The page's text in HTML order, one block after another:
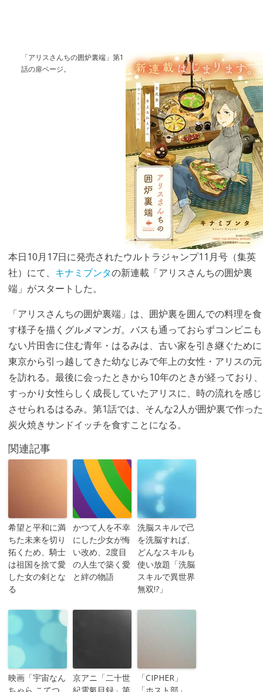
「アリスさんちの囲炉裏端」第1
話の扉ページ。
本日10月17日に発売されたウルトラジャンプ11月号（集英
社）にて、 キナミブンタの新連載「アリスさんちの囲炉裏
端」がスタートした。
「アリスさんちの囲炉裏端」は、囲炉裏を囲んでの料理を食
す様子を描くグルメマンガ。バスも通っておらずコンビニも
ない片田舎に住む青年・はるみは、古い家を引き継ぐために
東京から引っ越してきた幼なじみで年上の女性・アリスの元
を訪れる。最後に会ったときから10年のときが経っており、
すっかり女性らしく成長していたアリスに、時の流れを感じ
させられるはるみ。第1話では、そんな2人が囲炉裏で作った
炭火焼きサンドイッチを食すことになる。
関連記事
希望と平和に満
ちた未来を切り
拓くため、騎士
は祖国を捨て愛
した女の剣とな
る
かつて人を不幸
にした少女が悔
い改め、2度目
の人生で築く愛
と絆の物語
洗脳スキルで己
を洗脳すれば、
どんなスキルも
使い放題「洗脳
スキルで異世界
無双!?」
映画「宇宙なん
京アニ「二十世
「CIPHER」